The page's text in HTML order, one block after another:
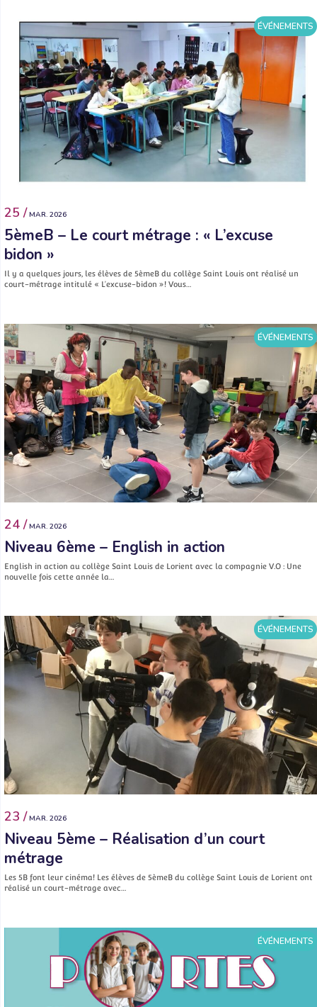
ÉVÉNEMENTS
25 / MAR. 2026
5èmeB – Le court métrage : « L’excuse
bidon »
Il y a quelques jours, les élèves de 5èmeB du collège Saint Louis ont réalisé un
court-métrage intitulé « L’excuse-bidon »! Vous…
ÉVÉNEMENTS
24 / MAR. 2026
Niveau 6ème – English in action
English in action au collège Saint Louis de Lorient avec la compagnie V.O : Une
nouvelle fois cette année la…
ÉVÉNEMENTS
23 / MAR. 2026
Niveau 5ème – Réalisation d’un court
métrage
Les 5B font leur cinéma! Les élèves de 5èmeB du collège Saint Louis de Lorient ont
réalisé un court-métrage avec…
ÉVÉNEMENTS